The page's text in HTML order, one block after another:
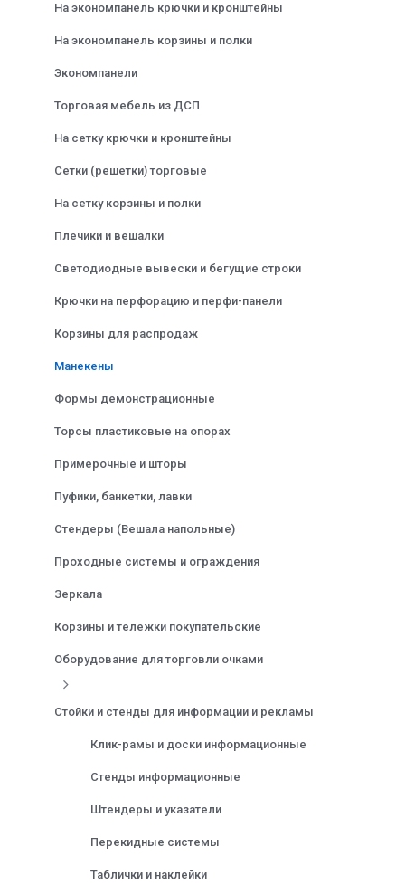
На экономпанель крючки и кронштейны
На экономпанель корзины и полки
Экономпанели
Торговая мебель из ДСП
На сетку крючки и кронштейны
Сетки (решетки) торговые
На сетку корзины и полки
Плечики и вешалки
Светодиодные вывески и бегущие строки
Крючки на перфорацию и перфи-панели
Корзины для распродаж
Манекены
Формы демонстрационные
Торсы пластиковые на опорах
Примерочные и шторы
Пуфики, банкетки, лавки
Стендеры (Вешала напольные)
Проходные системы и ограждения
Зеркала
Корзины и тележки покупательские
Оборудование для торговли очками
Стойки и стенды для информации и рекламы
Клик-рамы и доски информационные
Стенды информационные
Штендеры и указатели
Перекидные системы
Таблички и наклейки